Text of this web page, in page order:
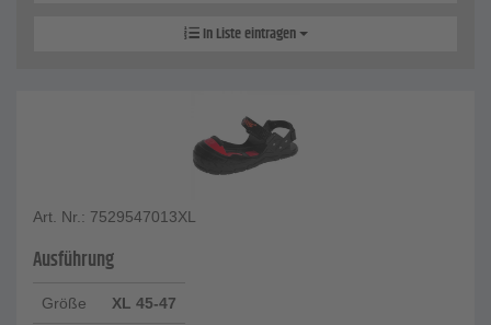
In Liste eintragen
Art. Nr.: 7529547013XL
Ausführung
Größe XL 45-47